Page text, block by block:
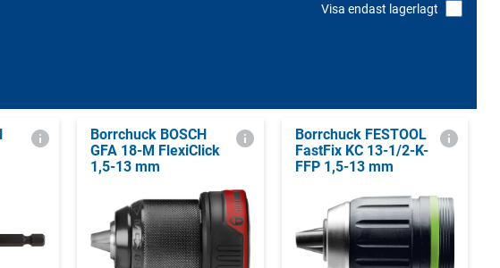
Visa endast lagerlagt
Borrchuck BOSCH
GFA 18-M FlexiClick
1,5-13 mm
Borrchuck FESTOOL
FastFix KC 13-1/2-K-
FFP 1,5-13 mm